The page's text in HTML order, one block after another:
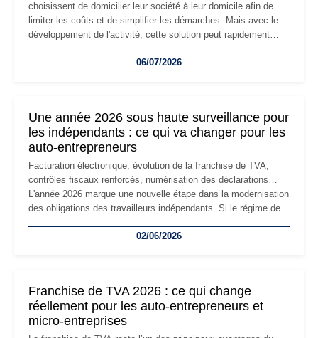
choisissent de domicilier leur société à leur domicile afin de
limiter les coûts et de simplifier les démarches. Mais avec le
développement de l'activité, cette solution peut rapidement
professionnels, recrutement, image de marque… Le
06/07/2026
Une année 2026 sous haute surveillance pour
les indépendants : ce qui va changer pour les
auto-entrepreneurs
Facturation électronique, évolution de la franchise de TVA,
contrôles fiscaux renforcés, numérisation des déclarations…
L'année 2026 marque une nouvelle étape dans la modernisation
des obligations des travailleurs indépendants. Si le régime de
les auto-entrepreneurs devront s'adapter à un environnement
02/06/2026
Franchise de TVA 2026 : ce qui change
réellement pour les auto-entrepreneurs et
micro-entreprises